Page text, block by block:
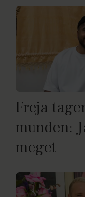
Freja
munden:
meget